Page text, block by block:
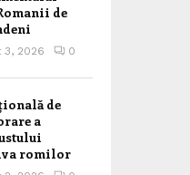
de
3, 2026 0
de
a
romilor